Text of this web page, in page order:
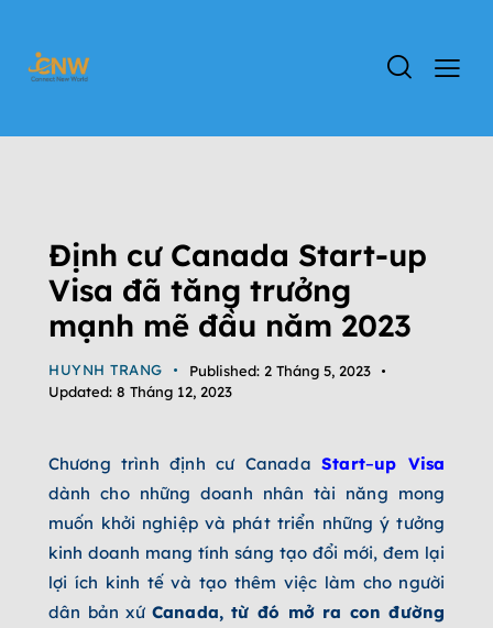
Định cư Canada Start-up
Visa đã tăng trưởng
mạnh mẽ đầu năm 2023
HUYNH TRANG Published: 2 Tháng 5, 2023
Updated: 8 Tháng 12, 2023
Chương trình định cư CanadaStart–up Visa
dành cho những doanh nhân tài năng mong
muốn khởi nghiệp và phát triển những ý tưởng
kinh doanh mang tính sáng tạo đổi mới, đem lại
lợi ích kinh tế và tạo thêm việc làm cho người
dân bản xứCanada, từ đó mở ra con đường